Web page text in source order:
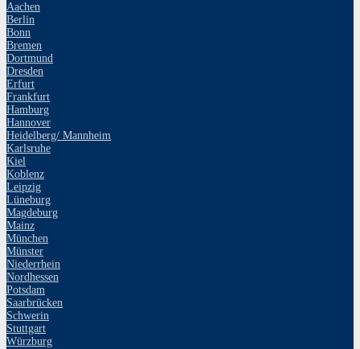
Aachen
Berlin
Bonn
Bremen
Dortmund
Dresden
Erfurt
Frankfurt
Hamburg
Hannover
Heidelberg/ Mannheim
Karlsruhe
Kiel
Koblenz
Leipzig
Lüneburg
Magdeburg
Mainz
München
Münster
Niederrhein
Nordhessen
Potsdam
Saarbrücken
Schwerin
Stuttgart
Würzburg